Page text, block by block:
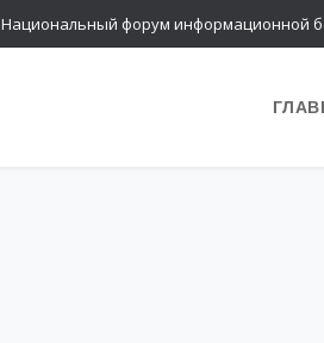
Национальный форум информационной